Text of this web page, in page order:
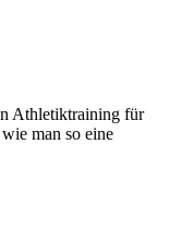
Athletiktraining für
man so eine